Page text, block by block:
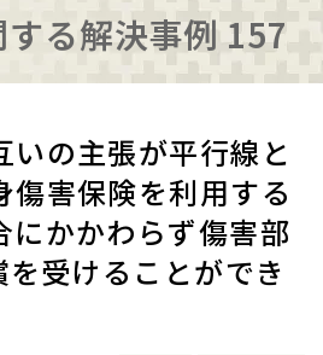
る解決事例 157
いの主張が平行線と
傷害保険を利用する
にかかわらず傷害部
受けることができ